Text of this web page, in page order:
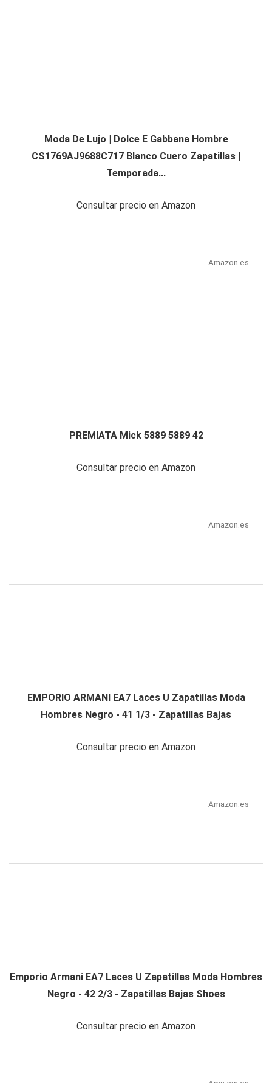
Moda De Lujo | Dolce E Gabbana Hombre
CS1769AJ9688C717 Blanco Cuero Zapatillas |
Temporada...
Consultar precio en Amazon
Amazon.es
PREMIATA Mick 5889 5889 42
Consultar precio en Amazon
Amazon.es
EMPORIO ARMANI EA7 Laces U Zapatillas Moda
Hombres Negro - 41 1/3 - Zapatillas Bajas
Consultar precio en Amazon
Amazon.es
Emporio Armani EA7 Laces U Zapatillas Moda Hombres
Negro - 42 2/3 - Zapatillas Bajas Shoes
Consultar precio en Amazon